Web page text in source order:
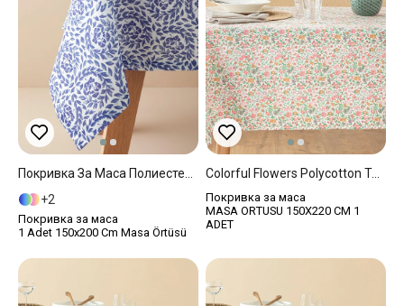
2
Покривка за маса
1 Adet 150x200 Cm Masa Örtüsü
Colorful Flowers Polycotton Table Cloth 150x220 Cm Colorful
Покривка за маса
MASA ORTUSU 150X220 CM 1
ADET